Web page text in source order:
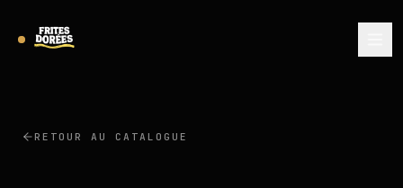
RETOUR AU CATALOGUE